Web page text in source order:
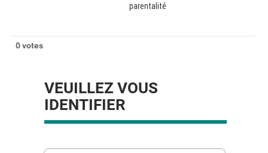
parentalité
0 votes
VEUILLEZ VOUS
IDENTIFIER